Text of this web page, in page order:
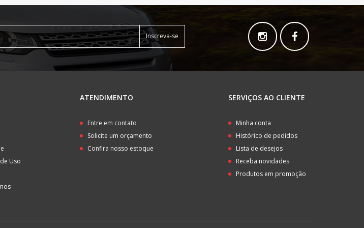
Inscreva-se
Uso
ATENDIMENTO
Entre em contato
Solicite um orçamento
Confira nosso estoque
SERVIÇOS AO CLIENTE
Minha conta
Histórico de pedidos
Lista de desejos
Receba novidades
Produtos em promoção